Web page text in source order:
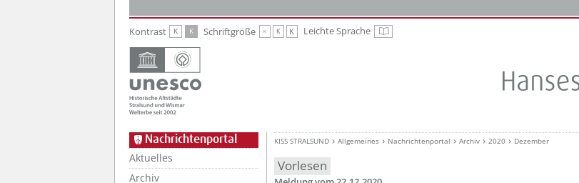
Kontrast K K Schriftgröße K K K Leichte Sprache Leichte Sprache
Nachrichtenportal
Aktuelles
Archiv
KISS STRALSUND Allgemeines Nachrichtenportal Archiv 2020 Dezember
Vorlesen